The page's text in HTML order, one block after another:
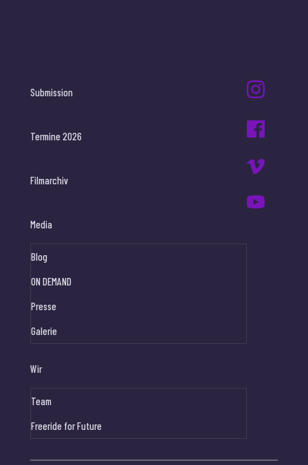
Submission
Termine 2026
Filmarchiv
Media
Blog
ON DEMAND
Presse
Galerie
Wir
Team
Freeride for Future